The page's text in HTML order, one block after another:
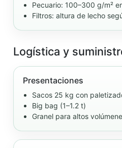
Pecuario: 100–300 g/m²
Filtros: altura de lecho
Logística y
Presentaciones
Sacos 25 kg con
Big bag (1–1.2 t)
Granel para altos